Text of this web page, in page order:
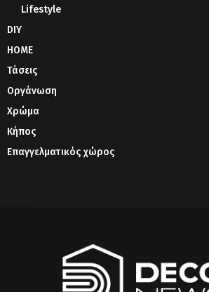
Lifestyle
DIY
HOME
Τάσεις
Οργάνωση
Χρώμα
Κήπος
Επαγγελματικός χώρος